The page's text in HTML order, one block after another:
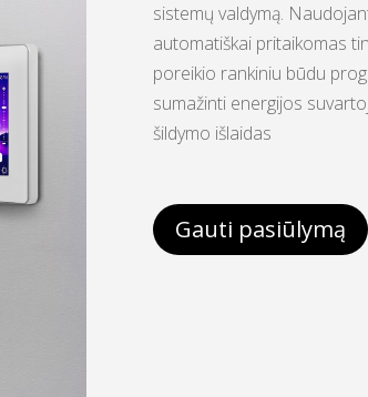
sistemų valdymą.
automatiškai pritaikomas
poreikio rankiniu būdu
sumažinti energijos
šildymo išlaidas
Gauti pasiūlymą